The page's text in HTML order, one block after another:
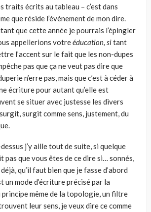
traits écrits au tableau – c’est dans
que réside l’événement de mon dire.
que cette année je pourrais l’épingler
appel­lerions votreéducation, sitant
l’accent sur le fait que les non-dupes
pas que ça ne veut pas dire que
n’erre pas, mais que c’est à céder à
écriture pour autant qu’elle est
se situer avec justesse les divers
surgit comme sens, justement, du
j’y aille tout de suite, si quelque
pas que vous êtes de ce dire si… sonnés,
qu’il faut bien que je fasse d’abord
un mode d’écri­ture précisé par la
principe même de la topologie, un filtre
leur sens, je veux dire ce comme